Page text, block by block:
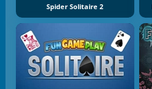
Spider Solitaire 2